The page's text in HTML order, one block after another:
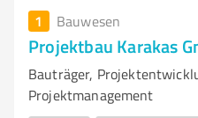
1 Bauwesen
Projektbau Karakas
Bauträger,
Projektmanagement